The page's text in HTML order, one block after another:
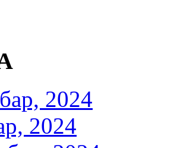
2024
2024